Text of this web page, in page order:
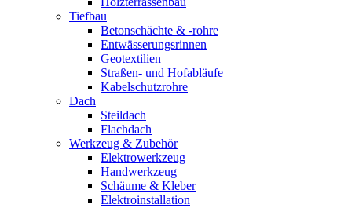
Tiefbau
Betonschächte & -rohre
Entwässerungsrinnen
Geotextilien
Straßen- und Hofabläufe
Kabelschutzrohre
Dach
Steildach
Flachdach
Werkzeug & Zubehör
Elektrowerkzeug
Handwerkzeug
Schäume & Kleber
Elektroinstallation